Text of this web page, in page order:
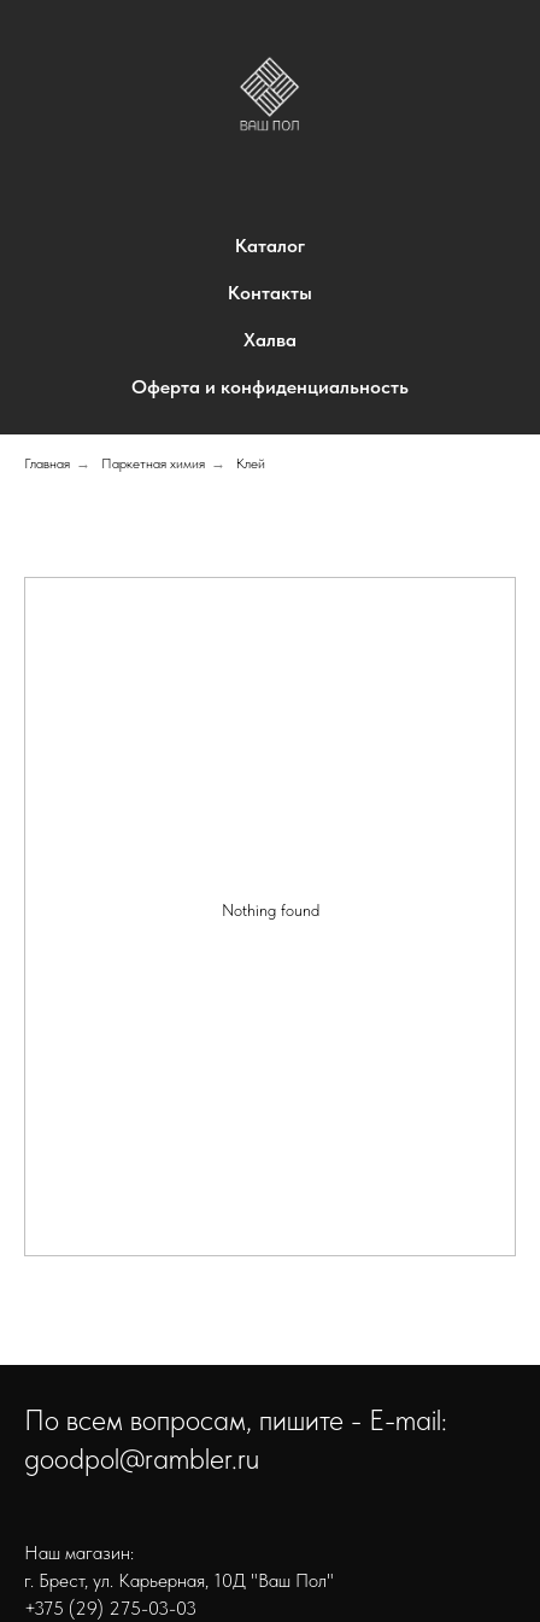
Каталог
Контакты
Халва
Оферта и конфиденциальность
Главная → Паркетная химия → Клей
Nothing found
По всем вопросам, пишите - E-mail:
goodpol@rambler.ru
Наш магазин:
г. Брест, ул. Карьерная, 10Д "Ваш Пол"
+375 (29) 275-03-03